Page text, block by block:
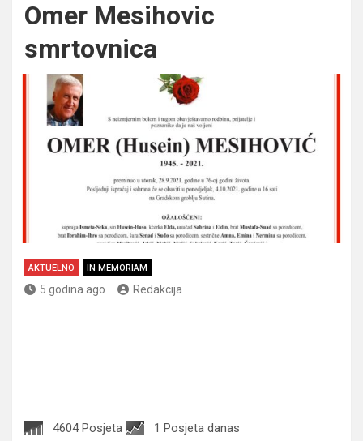
Omer Mesihovic
smrtovnica
AKTUELNO IN MEMORIAM
5 godina ago Redakcija
4604 Posjeta 1 Posjeta danas